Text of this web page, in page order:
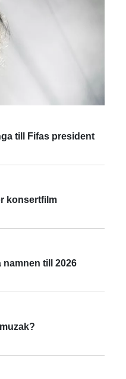
till Fifas president
konsertfilm
namnen till 2026